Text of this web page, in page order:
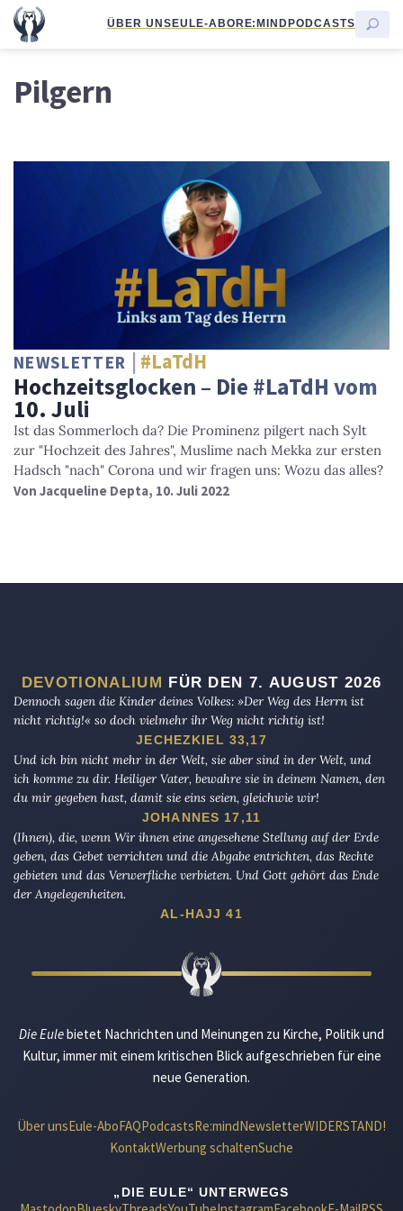
ÜBER UNSEULE-ABORE:MINDPODCASTS
Pilgern
NEWSLETTER #LaTdH
Hochzeitsglocken – Die #LaTdH vom
10. Juli
Ist das Sommerloch da? Die Prominenz pilgert nach Sylt
zur "Hochzeit des Jahres", Muslime nach Mekka zur ersten
Hadsch "nach" Corona und wir fragen uns: Wozu das alles?
Von Jacqueline Depta, 10. Juli 2022
DEVOTIONALIUM FÜR DEN 7. AUGUST 2026
Dennoch sagen die Kinder deines Volkes: »Der Weg des Herrn ist
nicht richtig!« so doch vielmehr ihr Weg nicht richtig ist!
JECHEZKIEL 33,17
Und ich bin nicht mehr in der Welt, sie aber sind in der Welt, und
ich komme zu dir. Heiliger Vater, bewahre sie in deinem Namen, den
du mir gegeben hast, damit sie eins seien, gleichwie wir!
JOHANNES 17,11
(Ihnen), die, wenn Wir ihnen eine angesehene Stellung auf der Erde
geben, das Gebet verrichten und die Abgabe entrichten, das Rechte
gebieten und das Verwerfliche verbieten. Und Gott gehört das Ende
der Angelegenheiten.
AL-HAJJ 41
Die Eulebietet Nachrichten und Meinungen zu Kirche, Politik und
Kultur, immer mit einem kritischen Blick aufgeschrieben für eine
neue Generation.
Über unsEule-AboFAQPodcastsRe:mindNewsletterWIDERSTAND!
KontaktWerbung schaltenSuche
„DIE EULE“ UNTERWEGS